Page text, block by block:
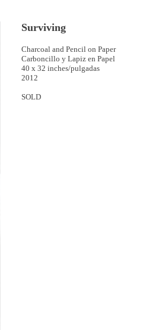
Surviving
Charcoal and Pencil on Paper
Carboncillo y Lapiz en Papel
40 x 32 inches/pulgadas
2012
SOLD